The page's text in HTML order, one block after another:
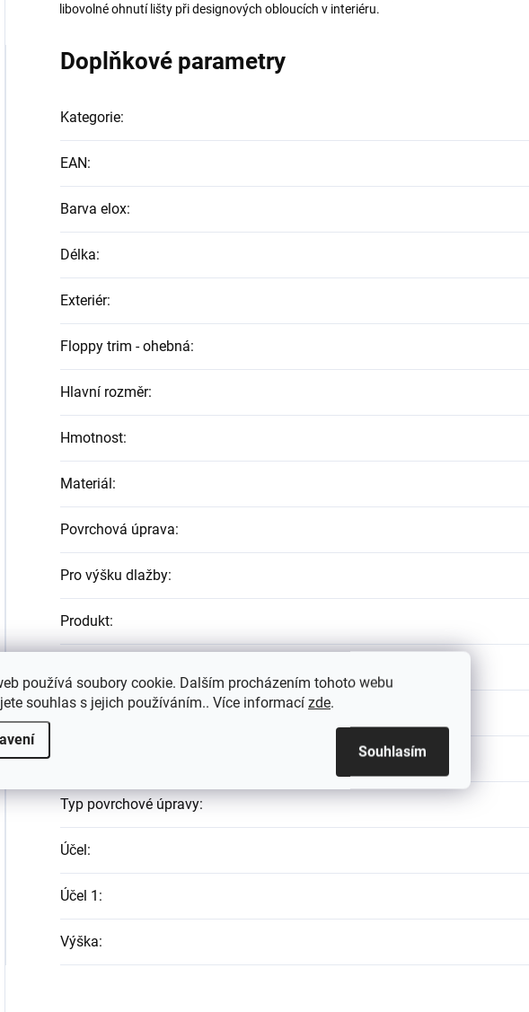
používá soubory cookie. Dalším procházením tohoto webu
souhlas s jejich používáním.. Více informací zde.
Souhlasím
libovolné ohnutí lišty při designových obloucích v interiéru.
Doplňkové parametry
Kategorie:
EAN:
Barva elox:
Délka:
Exteriér:
Floppy trim - ohebná:
Hlavní rozměr:
Hmotnost:
Materiál:
Povrchová úprava:
Pro výšku dlažby:
Produkt:
Tvar:
Typ povrchové úpravy:
Účel:
Účel 1 :
Výška: